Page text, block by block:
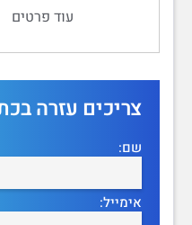
עוד פרטים
צריכים עזרה
שם:
אימייל: